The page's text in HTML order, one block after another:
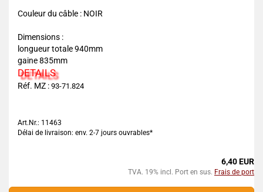
Couleur du câble : NOIR
Dimensions :
longueur totale 940mm
gaine 835mm
DETAILS
Réf. MZ : 93-71.824
Art.Nr.: 11463
Délai de livraison: env. 2-7 jours ouvrables*
6,40 EUR
TVA. 19% incl. Port en sus. Frais de port